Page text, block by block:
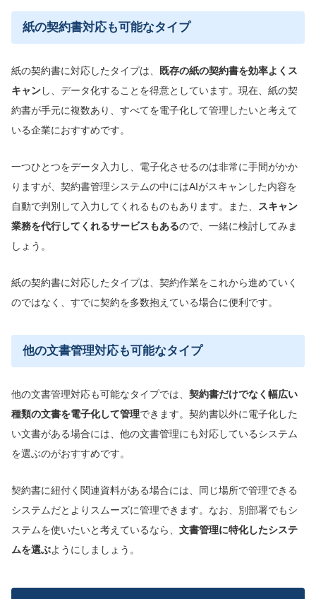
紙の契約書対応も可能なタイプ
紙の契約書に対応したタイプは、
既存の紙の契約書を効率よくス
キャンし、データ化することを得意としています。現在、紙の契
約書が手元に複数あり、すべてを電子化して管理したいと考えて
いる企業におすすめです。
一つひとつをデータ入力し、電子化させるのは非常に手間がかか
りますが、契約書管理システムの中にはAIがスキャンした内容を
自動で判別して入力してくれるものもあります。また、
スキャン
業務を代行してくれるサービスもあるので、一緒に検討してみま
しょう。
紙の契約書に対応したタイプは、契約作業をこれから進めていく
のではなく、すでに契約を多数抱えている場合に便利です。
他の文書管理対応も可能なタイプ
他の文書管理対応も可能なタイプでは、 契約書だけでなく幅広い
種類の文書を電子化して管理できます。契約書以外に電子化した
い文書がある場合には、他の文書管理にも対応しているシステム
を選ぶのがおすすめです。
契約書に紐付く関連資料がある場合には、同じ場所で管理できる
システムだとよりスムーズに管理できます。なお、別部署でもシ
ステムを使いたいと考えているなら、 文書管理に特化したシステ
ムを選ぶようにしましょう。